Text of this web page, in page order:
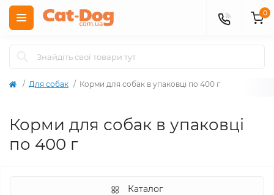
0
Для собак Корми для собак в упаковці по 400 г
Корми для собак в упаковці
по 400 г
Каталог